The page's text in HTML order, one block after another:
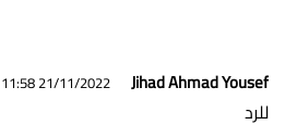
Jihad Ahmad Yousef 21/11/2022 11:58 ص
للرد